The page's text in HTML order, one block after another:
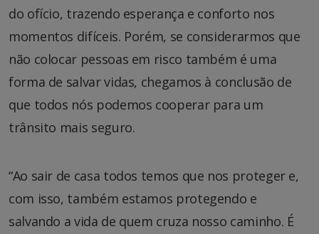
do ofício, trazendo esperança e conforto nos
momentos difíceis. Porém, se considerarmos que
não colocar pessoas em risco também é uma
forma de salvar vidas, chegamos à conclusão de
que todos nós podemos cooperar para um
trânsito mais seguro.
“Ao sair de casa todos temos que nos proteger e,
com isso, também estamos protegendo e
salvando a vida de quem cruza nosso caminho. É